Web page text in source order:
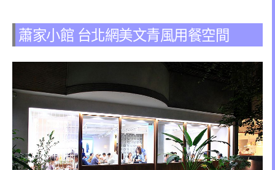
蕭家小館 台北網美文青風用餐空間